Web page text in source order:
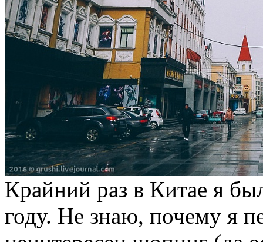
Крайний раз в Китае я
году. Не знаю, почему я